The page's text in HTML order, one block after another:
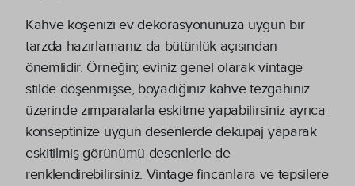
Kahve köşenizi ev dekorasyonunuza uygun bir
tarzda hazırlamanız da bütünlük açısından
önemlidir. Örneğin; eviniz genel olarak vintage
stilde döşenmişse, boyadığınız kahve tezgahınız
üzerinde zımparalarla eskitme yapabilirsiniz ayrıca
konseptinize uygun desenlerde dekupaj yaparak
eskitilmiş görünümü desenlerle de
renklendirebilirsiniz. Vintage fincanlara ve tepsilere